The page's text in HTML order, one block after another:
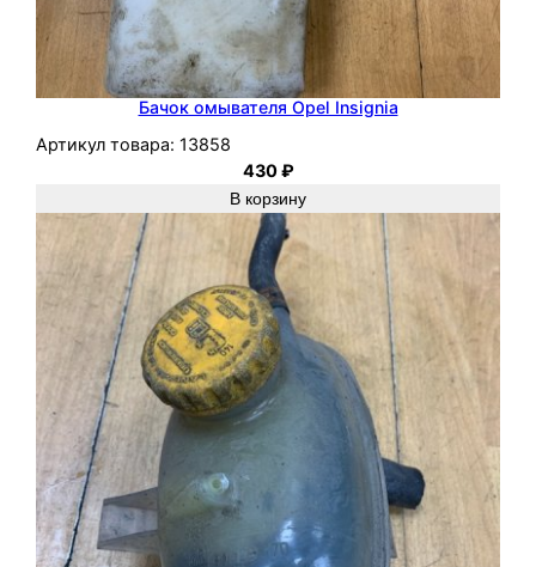
Бачок омывателя Opel Insignia
Артикул товара: 13858
430₽
В корзину